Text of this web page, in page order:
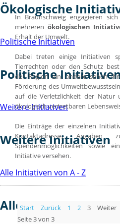
Ökologische
Politische Initiativen
Politische
Weitere Initiativen
Weitere Initiativen
Alle Initiativen von A - Z
Alle Initiativen von
In Braunschweig engagieren
mehreren ökologischen
Erhalt der Umwelt.
Dabei treten einige Initiativen
Tierrechten oder den Schutz
der Region ein, andere sehen
Förderung des
auf die Verletzlichkeit der Natur
ökologisch vertretbaren
Die Einträge der einzelnen
Kontaktadresse, Angaben
Spendenmöglichkeiten sowie
Initiative versehen.
Start Zurück 1 2 3 Weiter
Seite 3 von 3